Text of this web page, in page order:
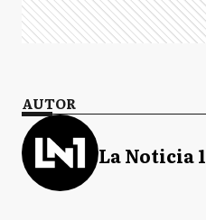
AUTOR
La Noticia 1